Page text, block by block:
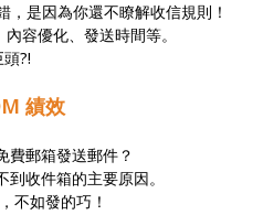
是因為你還不瞭解收信規則！
容優化、發送時間等。
?!
績效
費郵箱發送郵件？
收件箱的主要原因。
不如發的巧！